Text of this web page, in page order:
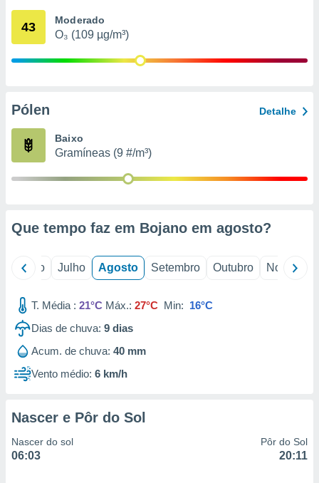
através
estudos
1199
43 Moderado
O₃ (109 µg/m³)
Pólen Detalhe
Baixo
Gramíneas (9 #/m³)
Que tempo faz em Bojano em agosto?
Junho Julho Agosto Setembro Outubro Novembro
T. Média : 21°C Máx.: 27°C Min: 16°C
Dias de chuva: 9 dias
Acum. de chuva: 40 mm
Vento médio: 6 km/h
Nascer e Pôr do Sol
Nascer do sol
06:03
Pôr do Sol
20:11